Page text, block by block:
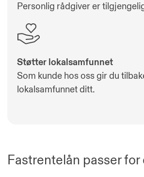
Personlig rådgiver er
Støtter lokalsamfunnet
Som kunde hos oss gir du
lokalsamfunnet ditt.
Fastrentelån passer for